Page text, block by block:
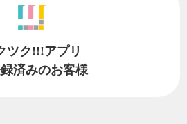
ツク!!!アプリ
済みのお客様